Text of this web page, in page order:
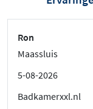
Ron
Maassluis
5-08-2026
Badkamerxxl.nl